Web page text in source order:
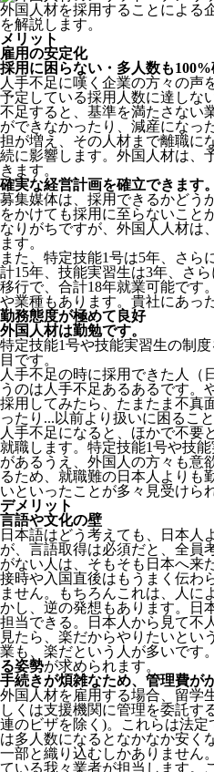
外国人材を採用することによる
を解説します。
メリット
雇用の安定化
採用に困らない・多人数も
人手不足に嘆く企業の方々の声
予定している採用人数に達しな
不足すると、基準を満たさない
ができなかったり、減産になっ
担が増え、その人材まで離職に
続に影響します。 外国人材は、
きます。
確実な経営計画を確立できます。
募集媒体は、採用できるかどう
をかけても採用に至らないこと
なりがちですが、外国人人材は
ます。
また、特定技能1号は5年、さら
計15年、技能実習生は3年、さ
移行で、合計18年就業可能です
や業種もあります。貴社にあっ
勤務態度が極めて良好
外国人材は勤勉です。
特定技能1号や技能実習生の制
目 です。
人手不足の時に採用できた人（
うのは人手不足あるあるです。
採用してみたら、たまたま不真
ったり...以前より扱いに困るこ
人手不足になると、ほかで不要
就職します。特定技能1号や技
があるうえ、外国人の方々も意
るため、就職難の日本人よりも
いといったことが多々見受けら
デメリット
言語や文化の壁
日本語はどう考えても、日本人
が、言語取得は必須だと、全員
がない人は、そもそも日本へ来
接時や入国直後はもうまく伝わ
ません。
もちろんこれは、人に
かし、逆の発想もあります。日
担当できる。日本人から見て不
見たら、楽だからやりたいとい
業も、楽だという人が多いです。
る姿勢が求められます。
手続きが煩雑なため、管理費が
外国人材を雇用する場合、留学
しくは支援機関に管理を委託す
連のビザを除く)。これらは法
は多人数になるとなかなか安く
一部と織り込むしかありません
ている我々業者が担当します。